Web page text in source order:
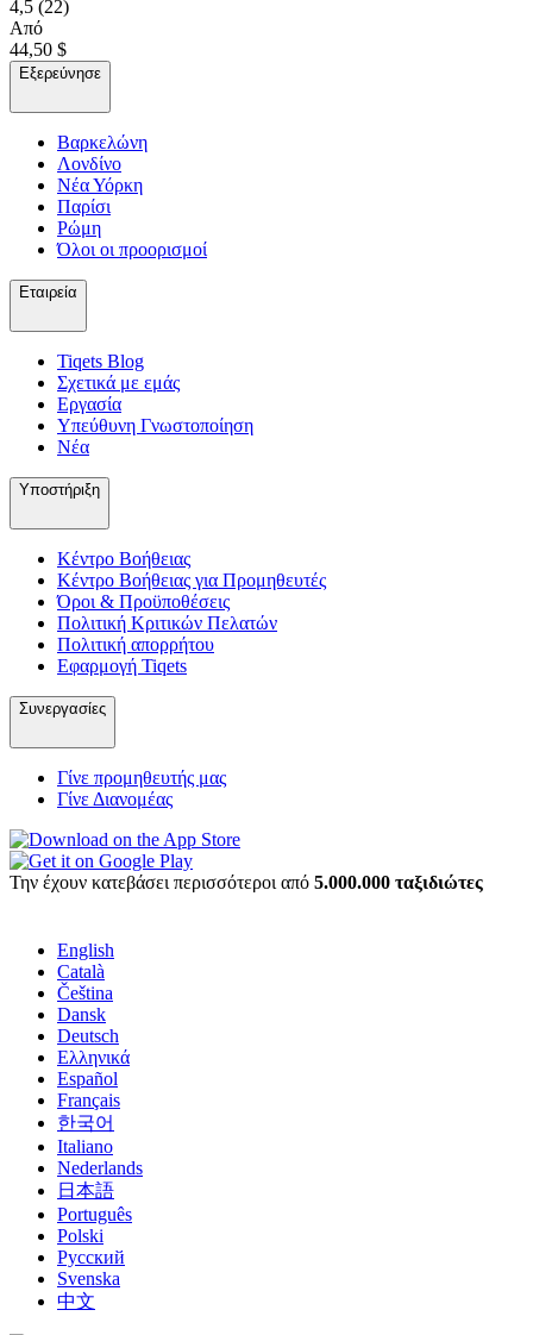
4,5 (22)
Από
44,50 $
Εξερεύνησε
Βαρκελώνη
Λονδίνο
Νέα Υόρκη
Παρίσι
Ρώμη
Όλοι οι προορισμοί
Εταιρεία
Tiqets Βlog
Σχετικά με εμάς
Εργασία
Υπεύθυνη Γνωστοποίηση
Νέα
Υποστήριξη
Κέντρο Βοήθειας
Κέντρο Βοήθειας για Προμηθευτές
Όροι & Προϋποθέσεις
Πολιτική Κριτικών Πελατών
Πολιτική απορρήτου
Εφαρμογή Tiqets
Συνεργασίες
Γίνε προμηθευτής μας
Γίνε Διανομέας
Την έχουν κατεβάσει περισσότεροι από 5.000.000 ταξιδιώτες
English
Català
Čeština
Dansk
Deutsch
Ελληνικά
Español
Français
한국어
Italiano
Nederlands
日本語
Português
Polski
Русский
Svenska
中文